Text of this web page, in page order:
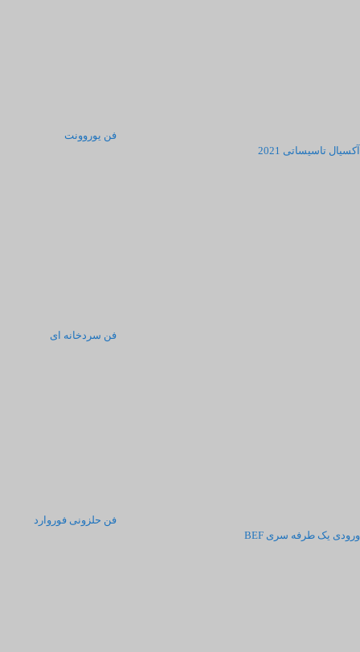
فن یوروونت
آکسیال تاسیساتی 2021
فن سردخانه ای
فن حلزونی فوروارد
ورودی یک طرفه سری BEF